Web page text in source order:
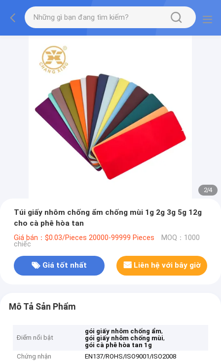
2/4
Túi giấy nhôm chống ẩm chống mùi 1g 2g 3g 5g 12g
cho cà phê hòa tan
Giá bán：$0.03/Pieces 20000-99999 Pieces MOQ：1000
chiếc
Giá tốt nhất Liên hệ với bây giờ
Mô Tả Sản Phẩm
Điểm nổi bật
gói giấy nhôm chống ẩm,
gói giấy nhôm chống mùi,
gói cà phê hòa tan 1g
Chứng nhận
EN137/ROHS/ISO9001/ISO2008